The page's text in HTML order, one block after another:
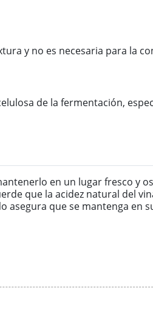
y no es necesaria para la
de la fermentación,
en un lugar fresco y
que la acidez natural del
asegura que se mantenga en